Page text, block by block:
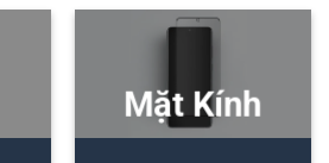
Mặt Kính